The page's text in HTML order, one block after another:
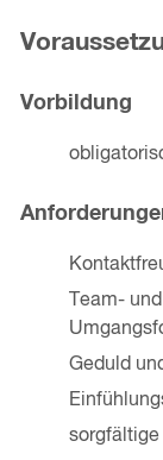
Vorbildung
Team-
Geduld
sorgfältige